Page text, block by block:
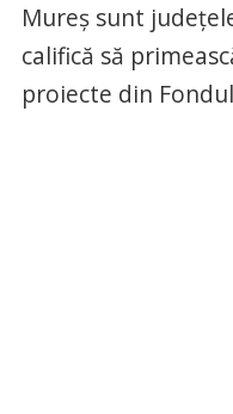
Mureș sunt
califică să
proiecte din